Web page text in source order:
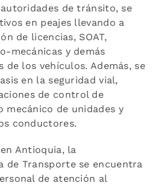
de tránsito, se
en peajes llevando a
de licencias, SOAT,
mecánicas y demás
de los vehículos. Además, se
en la seguridad vial,
de control de
mecánico de unidades y
conductores.
Antioquia, la
de Transporte se encuentra
de atención al